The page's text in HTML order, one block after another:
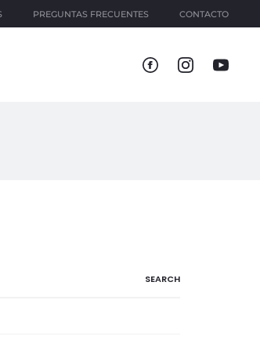
PREGUNTAS FRECUENTES CONTACTO